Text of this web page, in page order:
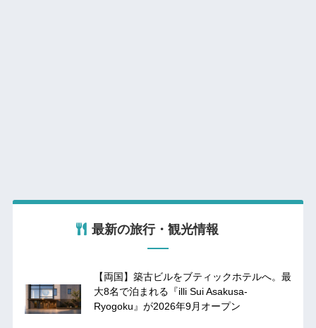
最新の旅行・観光情報
【両国】築古ビルをブティックホテルへ。最
大8名で泊まれる『illi Sui Asakusa-
Ryogoku』が2026年9月オープン